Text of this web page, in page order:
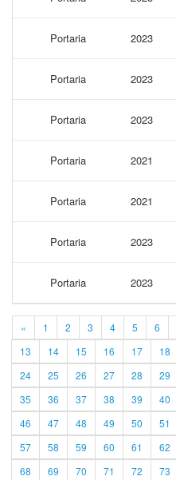
Portaria 2023
Portaria 2023
Portaria 2023
Portaria 2021
Portaria 2021
Portaria 2023
Portaria 2023
« 1 2 3 4 5 6
13
14 15 16 17 18
24
25 26 27 28 29
35
36 37 38 39 40
46
47 48 49 50 51
57
58 59 60 61 62
68
69 70 71 72 73